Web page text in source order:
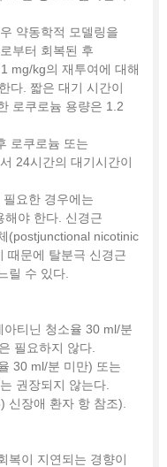
약동학적 모델링을
부터 회복된 후
mg/kg의 재투여에 대해
다. 짧은 대기 시간이
로쿠로늄 용량은 1.2
로쿠로늄 또는
24시간의 대기시간이
요한 경우에는
해야 한다. 신경근
(postjunctional nicotinic
때문에 탈분극 신경근
릴 수 있다.
티닌 청소율 30 ml/분
필요하지 않다.
30 ml/분 미만) 또는
권장되지 않는다.
신장애 환자 항 참조).
복이 지연되는 경향이